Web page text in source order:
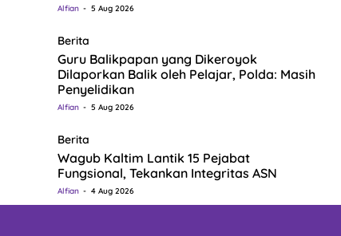
Alfian 5 Aug 2026
Berita
Guru Balikpapan yang Dikeroyok
Dilaporkan Balik oleh Pelajar, Polda: Masih
Penyelidikan
Alfian 5 Aug 2026
Berita
Wagub Kaltim Lantik 15 Pejabat
Fungsional, Tekankan Integritas ASN
Alfian 4 Aug 2026